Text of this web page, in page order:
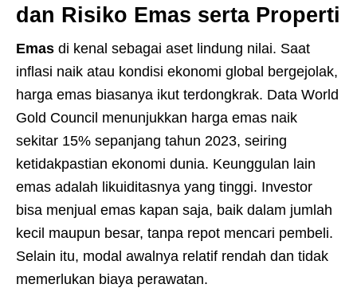
dan Risiko Emas serta Properti
Emas di kenal sebagai aset lindung nilai. Saat
inflasi naik atau kondisi ekonomi global bergejolak,
harga emas biasanya ikut terdongkrak. Data World
Gold Council menunjukkan harga emas naik
sekitar 15% sepanjang tahun 2023, seiring
ketidakpastian ekonomi dunia. Keunggulan lain
emas adalah likuiditasnya yang tinggi. Investor
bisa menjual emas kapan saja, baik dalam jumlah
kecil maupun besar, tanpa repot mencari pembeli.
Selain itu, modal awalnya relatif rendah dan tidak
memerlukan biaya perawatan.